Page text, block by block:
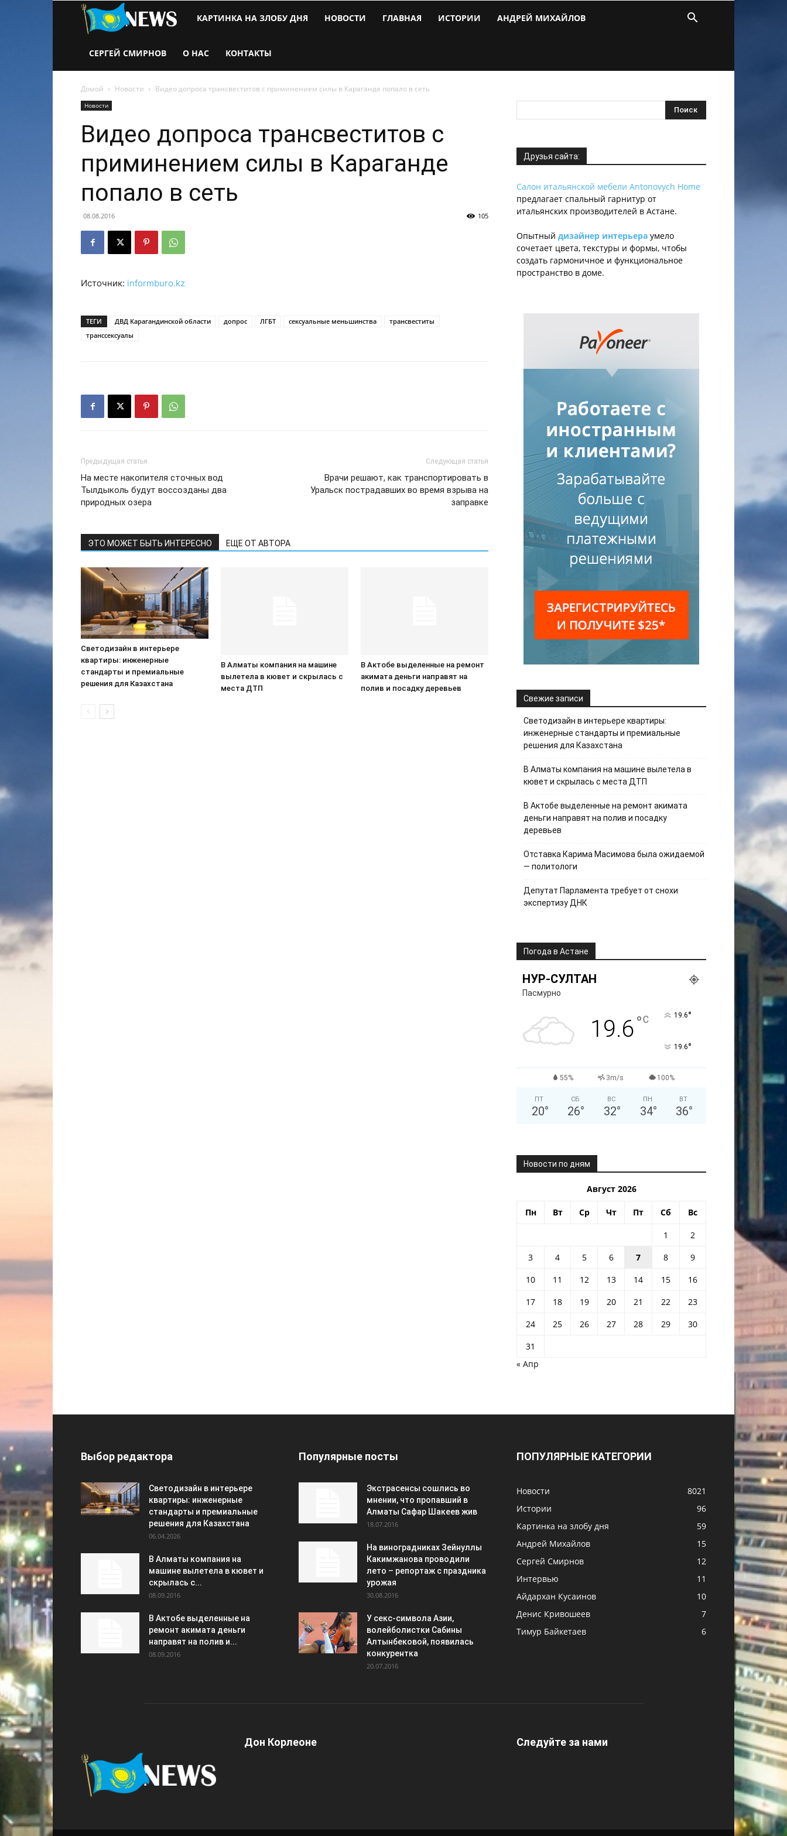
Новости
Казахстана
КАРТИНКА НА ЗЛОБУ ДНЯ НОВОСТИ ГЛАВНАЯ ИСТОРИИ АНДРЕЙ МИХАЙЛОВ
СЕРГЕЙ СМИРНОВ О НАС КОНТАКТЫ
Домой Новости Видео допроса трансвеститов с приминением силы в Караганде попало в сеть
Новости
Видео допроса трансвеститов с
приминением силы в Караганде
попало в сеть
08.08.2016 105
Источник: informburo.kz
ТЕГИ ДВД Карагандинской области допрос ЛГБТ сексуальные меньшинства
трансвеститы
транссексуалы
Предыдущая статья
На месте накопителя сточных вод
Тылдыколь будут воссозданы два
природных озера
Следующая статья
Врачи решают, как транспортировать в
Уральск пострадавших во время взрыва на
заправке
ЭТО МОЖЕТ БЫТЬ ИНТЕРЕСНО ЕЩЕ ОТ АВТОРА
Светодизайн в интерьере
квартиры: инженерные
стандарты и премиальные
решения для Казахстана
В Алматы компания на машине
вылетела в кювет и скрылась с
места ДТП
В Актобе выделенные на ремонт
акимата деньги направят на
полив и посадку деревьев
Друзья сайта:
Салон итальянской мебели Antonovych Home
предлагает спальный гарнитур от
итальянских производителей в Астане.
Опытный дизайнер интерьера умело
сочетает цвета, текстуры и формы, чтобы
создать гармоничное и функциональное
пространство в доме.
Свежие записи
Светодизайн в интерьере квартиры:
инженерные стандарты и премиальные
решения для Казахстана
В Алматы компания на машине вылетела в
кювет и скрылась с места ДТП
В Актобе выделенные на ремонт акимата
деньги направят на полив и посадку
деревьев
Отставка Карима Масимова была ожидаемой
— политологи
Депутат Парламента требует от снохи
экспертизу ДНК
Погода в Астане
НУР-СУЛТАН
Пасмурно
19.6°C 19.6°
19.6°
55% 3m/s 100%
ПТ
20°
СБ
26°
ВС
32°
ПН
34°
ВТ
36°
Новости по дням
Август 2026
Пн Вт Ср Чт Пт Сб Вс
1
2
3
4 5 6 7 8
9
10
11 12 13 14 15
16
17
18 19 20 21 22
23
24
25 26 27 28 29
30
31
« Апр
Выбор редактора
Светодизайн в интерьере
квартиры: инженерные
стандарты и премиальные
решения для Казахстана
06.04.2026
В Алматы компания на
машине вылетела в кювет и
скрылась с...
08.09.2016
В Актобе выделенные на
ремонт акимата деньги
направят на полив и...
08.09.2016
Популярные посты
Экстрасенсы сошлись во
мнении, что пропавший в
Алматы Сафар Шакеев жив
18.07.2016
На виноградниках Зейнуллы
Какимжанова проводили
лето – репортаж с праздника
урожая
30.08.2016
У секс-символа Азии,
волейболистки Сабины
Алтынбековой, появилась
конкурентка
20.07.2016
ПОПУЛЯРНЫЕ КАТЕГОРИИ
Новости
8021
Истории
96
Картинка на злобу дня
59
Андрей Михайлов
15
Сергей Смирнов
12
Интервью
11
Айдархан Кусаинов
10
Денис Кривошеев
7
Тимур Байкетаев
6
Дон Корлеоне Следуйте за нами